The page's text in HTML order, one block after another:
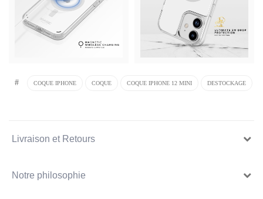
# COQUE IPHONE COQUE COQUE IPHONE 12 MINI DESTOCKAGE
Livraison et Retours
Notre philosophie